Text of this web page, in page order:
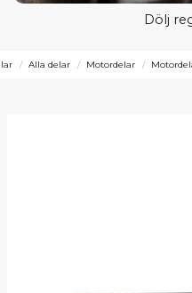
Dölj
Alla delar Motordelar